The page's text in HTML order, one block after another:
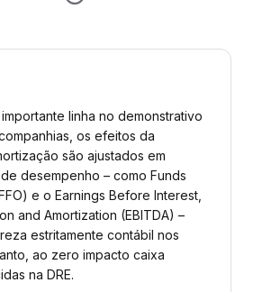
linha no demonstrativo
os efeitos da
são ajustados em
desempenho – como Funds
e o Earnings Before Interest,
and Amortization (EBITDA) –
estritamente contábil nos
ao zero impacto caixa
na DRE.